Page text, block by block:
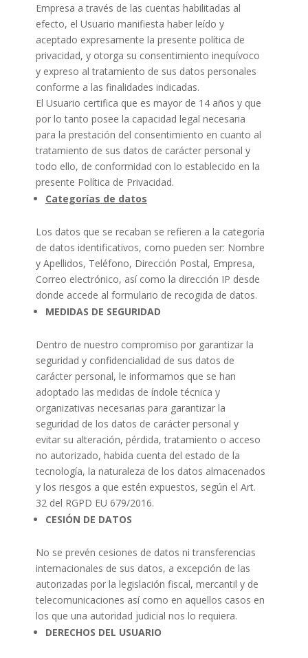
Empresa a través de las cuentas habilitadas al
efecto, el Usuario manifiesta haber leído y
aceptado expresamente la presente política de
privacidad, y otorga su consentimiento inequívoco
y expreso al tratamiento de sus datos personales
conforme a las finalidades indicadas.
El Usuario certifica que es mayor de 14 años y que
por lo tanto posee la capacidad legal necesaria
para la prestación del consentimiento en cuanto al
tratamiento de sus datos de carácter personal y
todo ello, de conformidad con lo establecido en la
presente Política de Privacidad.
Categorías de datos
Los datos que se recaban se refieren a la categoría
de datos identificativos, como pueden ser: Nombre
y Apellidos, Teléfono, Dirección Postal, Empresa,
Correo electrónico, así como la dirección IP desde
donde accede al formulario de recogida de datos.
MEDIDAS DE SEGURIDAD
Dentro de nuestro compromiso por garantizar la
seguridad y confidencialidad de sus datos de
carácter personal, le informamos que se han
adoptado las medidas de índole técnica y
organizativas necesarias para garantizar la
seguridad de los datos de carácter personal y
evitar su alteración, pérdida, tratamiento o acceso
no autorizado, habida cuenta del estado de la
tecnología, la naturaleza de los datos almacenados
y los riesgos a que estén expuestos, según el Art.
32 del RGPD EU 679/2016.
CESIÓN DE DATOS
No se prevén cesiones de datos ni transferencias
internacionales de sus datos, a excepción de las
autorizadas por la legislación fiscal, mercantil y de
telecomunicaciones así como en aquellos casos en
los que una autoridad judicial nos lo requiera.
DERECHOS DEL USUARIO